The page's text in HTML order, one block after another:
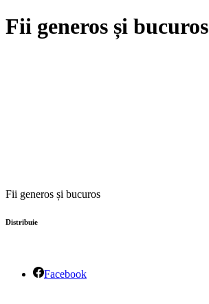
Fii generos și bucuros
Fii generos și bucuros
Distribuie
Facebook